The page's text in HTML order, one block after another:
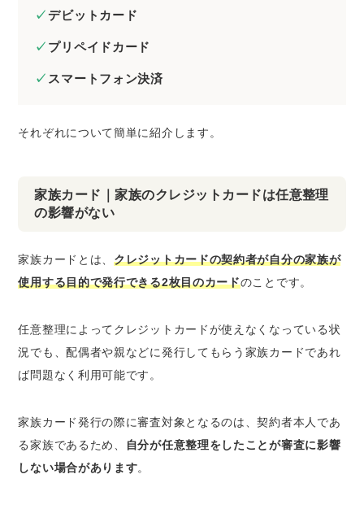
デビットカード
プリペイドカード
スマートフォン決済
それぞれについて簡単に紹介します。
家族カード｜家族のクレジットカードは任意整理
の影響がない
家族カードとは、クレジットカードの契約者が自分の家族が
使用する目的で発行できる2枚目のカードのことです。
任意整理によってクレジットカードが使えなくなっている状
況でも、配偶者や親などに発行してもらう家族カードであれ
ば問題なく利用可能です。
家族カード発行の際に審査対象となるのは、契約者本人であ
る家族であるため、
自分が任意整理をしたことが審査に影響
しない場合があります。